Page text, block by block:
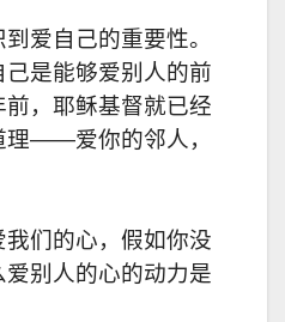
爱自己的重要性。
是能够爱别人的前
，耶稣基督就已经
理——爱你的邻人，
们的心，假如你没
别人的心的动力是